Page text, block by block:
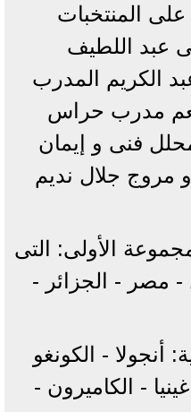
المنتخبات
عبد اللطيف
الكريم المدرب
مدرب حراس
فنى و إيمان
مروج جلال نديم
الأولى: التى
- مصر - الجزائر -
أنجولا - الكونغو
- الكاميرون -